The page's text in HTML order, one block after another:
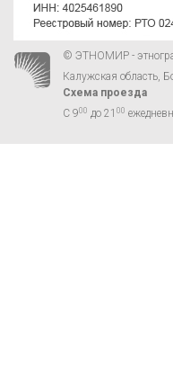
© ЭТНОМИР -
Калужская область,
Схема проезда
С 900 до 21 00